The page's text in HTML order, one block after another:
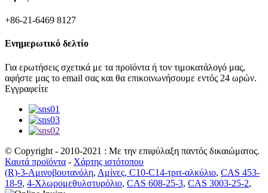
+86-21-6469 8127
Ενημερωτικό δελτίο
Για ερωτήσεις σχετικά με τα προϊόντα ή τον τιμοκατάλογό μας,
αφήστε μας το email σας και θα επικοινωνήσουμε εντός 24 ωρών.
Εγγραφείτε
© Copyright - 2010-2021 : Με την επιφύλαξη παντός δικαιώματος.
Καυτά προϊόντα - Χάρτης ιστότοπου
(R)-3-Αμινοβουτανόλη, Αμίνες, C10-C14-τριτ-αλκύλιο, CAS 453-
18-9, 4-Χλωρομεθυλστυρόλιο, CAS 608-25-3, CAS 3003-25-2,